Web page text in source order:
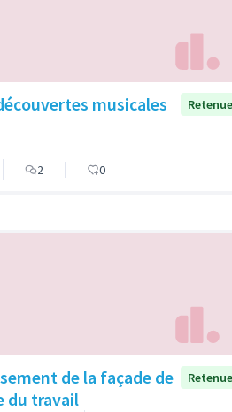
musicales Retenue
2 0
de la façade de
du travail
Retenue